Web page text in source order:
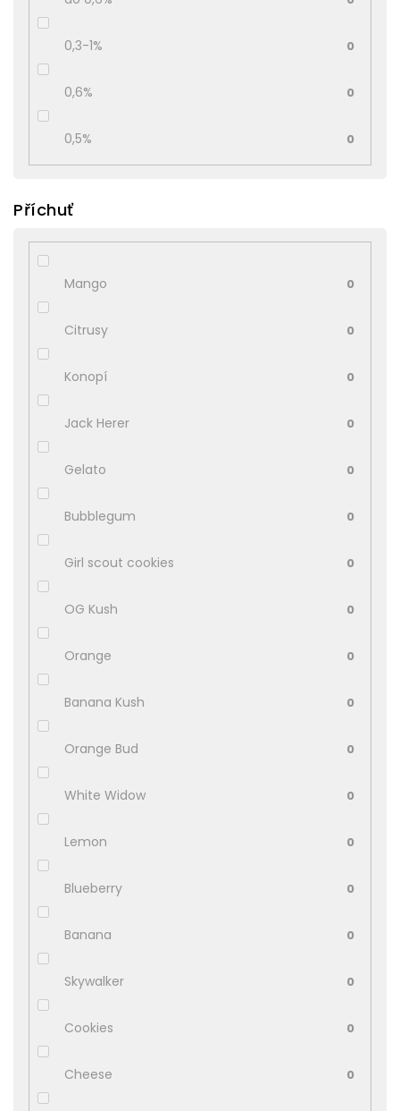
0,3-1% 0
0,6% 0
0,5% 0
Příchuť
Mango 0
Citrusy 0
Konopí 0
Jack Herer 0
Gelato 0
Bubblegum 0
Girl scout cookies 0
OG Kush 0
Orange 0
Banana Kush 0
Orange Bud 0
White Widow 0
Lemon 0
Blueberry 0
Banana 0
Skywalker 0
Cookies 0
Cheese 0